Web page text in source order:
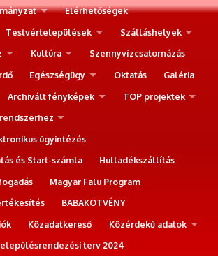
Elérhetőségek
Testvértelepülések
Szálláshelyek
Kultúra
Szennyvízcsatornázás
Egészségügy Oktatás
Galéria
Archivált fényképek
TOP projektek
ügyintézés
és Start-számla
Hulladékszállítás
Magyar Falu Program
BABAKÖTVÉNY
Közadatkereső
Közérdekű adatok
terv 2024